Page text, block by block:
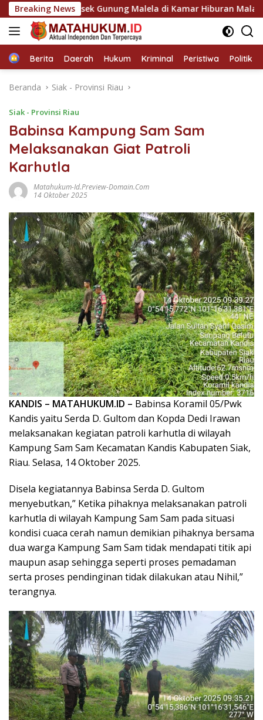
Langsung
ke
konten
Breaking News
Polsek Gunung Malela di Kamar Hiburan Malam Bersama
HomeBerita Daerah Hukum Kriminal Peristiwa Politik
Beranda Siak - Provinsi Riau
Siak - Provinsi Riau
Babinsa Kampung Sam Sam
Melaksanakan Giat Patroli
Karhutla
Matahukum-Id.preview-Domain.com
14 Oktober 2025
KANDIS – MATAHUKUM.ID – Babinsa Koramil 05/Pwk
Kandis yaitu Serda D. Gultom dan Kopda Dedi Irawan
melaksanakan kegiatan patroli karhutla di wilayah
Kampung Sam Sam Kecamatan Kandis Kabupaten Siak,
Riau. Selasa, 14 Oktober 2025.
Disela kegiatannya Babinsa Serda D. Gultom
menyebutkan,” Ketika pihaknya melaksanakan patroli
karhutla di wilayah Kampung Sam Sam pada situasi
kondisi cuaca cerah namun demikian pihaknya bersama
dua warga Kampung Sam Sam tidak mendapati titik api
maupun asap sehingga seperti proses pemadaman
serta proses pendinginan tidak dilakukan atau Nihil,”
terangnya.